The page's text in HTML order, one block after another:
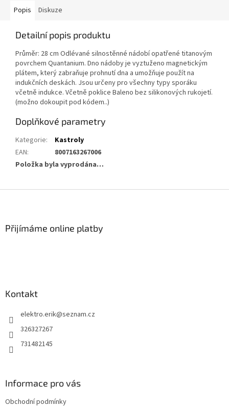
Popis Diskuze
Detailní popis produktu
Průměr: 28 cm Odlévané silnostěnné nádobí opatřené titanovým
povrchem Quantanium. Dno nádoby je vyztuženo magnetickým
plátem, který zabraňuje prohnutí dna a umožňuje použít na
indukčních deskách. Jsou určeny pro všechny typy sporáku
včetně indukce. Včetně poklice Baleno bez silikonových rukojetí.
(možno dokoupit pod kódem..)
Doplňkové parametry
Kategorie:
Kastroly
EAN:
8007163267006
Položka byla vyprodána…
Přijímáme online platby
Kontakt
elektro.erik@seznam.cz
326327267
731482145
Informace pro vás
Obchodní podmínky